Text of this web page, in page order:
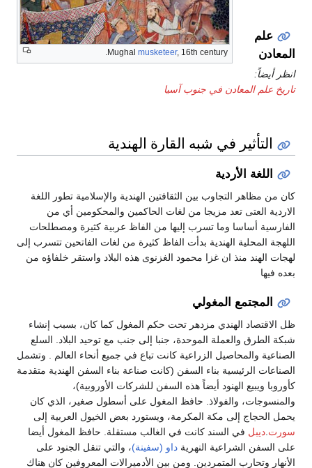
Mughalmusketeer , 16th century.
المعادن في جنوب آسيا
في شبه القارة الهندية
الأردية
التجاوب بين الثقافتين الهندية والإسلامية تطور اللغة
تعد مزيجا من لغات الحاكمين والمحكومين أي من
وما تسرب إليها من الفاظ عربية كثيرة ومصطلحات
الهندية بدأت الفاظ كثيرة من لغات الفاتحين تتسرب إلى
منذ ان غزا محمود الغزنوى هذه البلاد واستقر خلفاؤه من
المغولي
الهندي مزدهر تحت حكم المغول كما كان، بسبب إنشاء
والعملة الموحدة، جنبا إلى جنب مع توحيد البلاد. السلع
الزراعية كانت تباع في جميع أنحاء العالم . وتشمل
بناء السفن (كانت صناعة بناء السفن الهندية متقدمة
الهنود أيضاً هذه السفن للشركات الأوروبية)،
والفولاذ. حافظ المغول على أسطول صغير، الذي كان
إلى مكة المكرمة، ويستورد بعض الخيول العربية إلى
في السند كانت في الغالب مستقلة. حافظ المغول أيضا
الشراعية النهريةداو (سفينة) ، والتي تنقل الجنود على
المتمردين. ومن بين الأدميرالات المعروفين كان هناك